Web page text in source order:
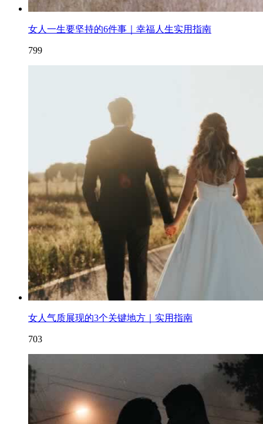
女人一生要坚持的6件事｜幸福人生实用指南
799
女人气质展现的3个关键地方｜实用指南
703